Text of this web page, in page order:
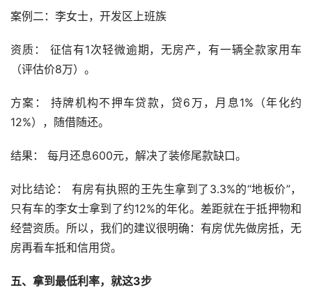
案例二：李女士，开发区上班族
资质： 征信有1次轻微逾期，无房产，有一辆全款家用车
（评估价8万）。
方案： 持牌机构不押车贷款，贷6万，月息1%（年化约
12%），随借随还。
结果： 每月还息600元，解决了装修尾款缺口。
对比结论： 有房有执照的王先生拿到了3.3%的“地板价”，
只有车的李女士拿到了约12%的年化。差距就在于抵押物和
经营资质。所以，我们的建议很明确：有房优先做房抵，无
房再看车抵和信用贷。
五、拿到最低利率，就这3步